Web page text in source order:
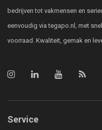
bedrijven tot vakmensen en
eenvoudig via tegapo.nl, met
voorraad. Kwaliteit, gemak en
Service